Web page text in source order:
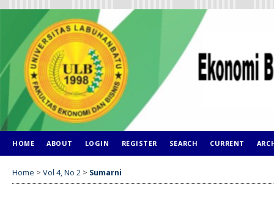
HOME ABOUT LOGIN REGISTER SEARCH CURRENT
Home > Vol 4, No 2 > Sumarni